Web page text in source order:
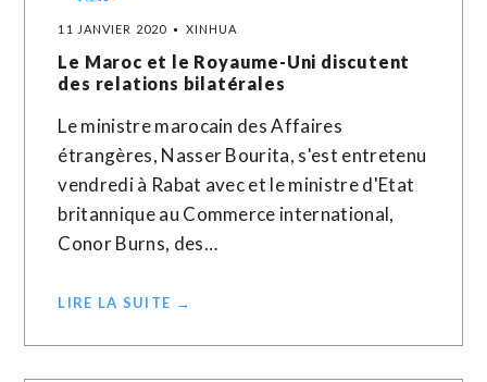
11 JANVIER 2020 XINHUA
Le Maroc et le Royaume-Uni discutent
des relations bilatérales
Le ministre marocain des Affaires
étrangères, Nasser Bourita, s'est entretenu
vendredi à Rabat avec et le ministre d'Etat
britannique au Commerce international,
Conor Burns, des…
LIRE LA SUITE →